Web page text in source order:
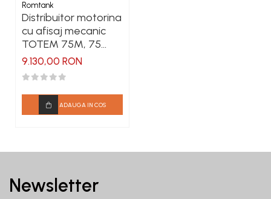
Romtank
Distribuitor motorina
cu afisaj mecanic
TOTEM 75M, 75
l/min, 230V
9.130,00 RON
ADAUGA IN COS
Newsletter